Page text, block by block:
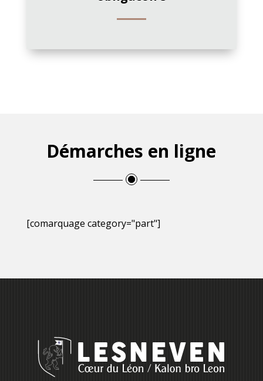
Démarches en ligne
[comarquage category="part"]